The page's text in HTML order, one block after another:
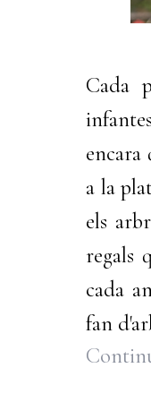
Cada
encara
a la
els
regals
cada
fan